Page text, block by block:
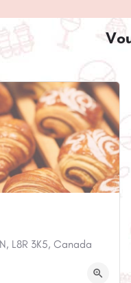
L8R 3K5, Canada